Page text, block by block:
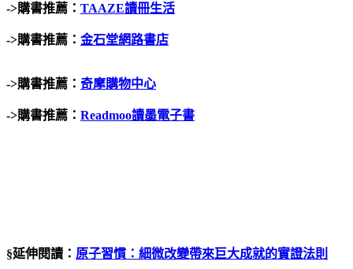
->購書推薦： TAAZE讀冊生活
->購書推薦： 金石堂網路書店
->購書推薦： 奇摩購物中心
->購書推薦： Readmoo讀墨電子書
§延伸閱讀： 原子習慣：細微改變帶來巨大成就的實證法則